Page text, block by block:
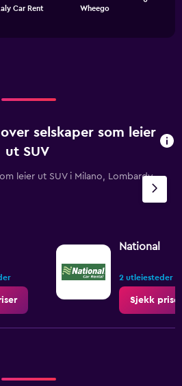
Car Rent Wheego
selskaper som leier
ut SUV
leier ut SUV i Milano, Lombardy
National
2 utleiesteder
Sjekk priser